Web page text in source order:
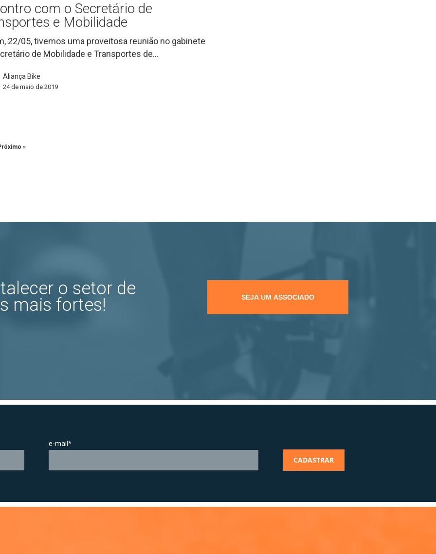
com o Secretário de
e Mobilidade
22/05, tivemos uma proveitosa reunião no gabinete
de Mobilidade e Transportes de…
Aliança Bike
24 de maio de 2019
»
o setor de
mais fortes!
SEJA UM ASSOCIADO
e-mail*